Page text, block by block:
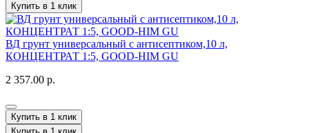
Купить в 1 клик
ВД грунт универсальный с антисептиком,10 л,
КОНЦЕНТРАТ 1:5, GOOD-HIM GU
2 357.00 р.
Купить в 1 клик